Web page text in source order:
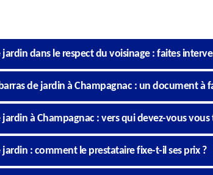
jardin dans le respect du voisinage : faites
de jardin à Champagnac : un document à
jardin à Champagnac : vers qui devez-vous
jardin : comment le prestataire fixe-t-il ses prix ?